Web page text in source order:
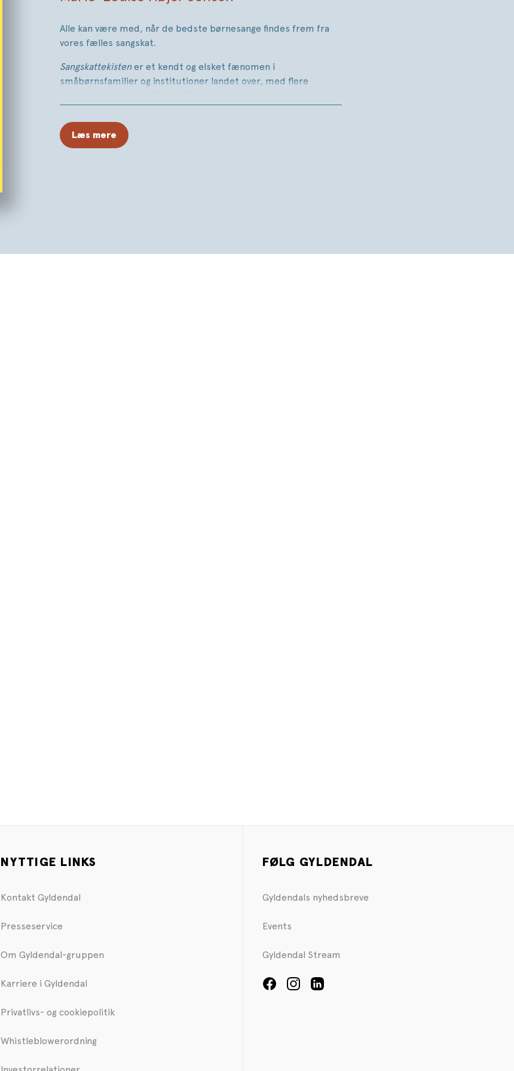
Alle kan være med, når de bedste børnesange findes frem fra
vores fælles sangskat.
Sangskattekistener et kendt og elsket fænomen i
småbørnsfamilier og institutioner landet over, med flere
sange samt QR-koder med direkte link til de animerede
indspilninger.
Læs mere
NYTTIGE LINKS
Kontakt Gyldendal
Presseservice
Om Gyldendal-gruppen
Karriere i Gyldendal
Privatlivs- og cookiepolitik
Whistleblowerordning
FØLG GYLDENDAL
Gyldendals nyhedsbreve
Events
Gyldendal Stream